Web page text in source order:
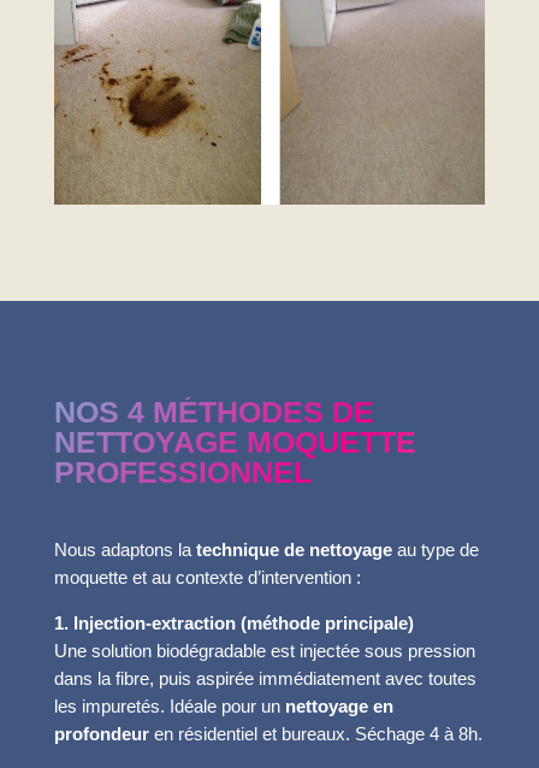
NOS 4 MÉTHODES DE
NETTOYAGE MOQUETTE
PROFESSIONNEL
Nous adaptons la technique de nettoyageau type de
moquette et au contexte d’intervention :
1. Injection-extraction (méthode principale)
Une solution biodégradable est injectée sous pression
dans la fibre, puis aspirée immédiatement avec toutes
les impuretés. Idéale pour un nettoyage en
profondeuren résidentiel et bureaux. Séchage 4 à 8h.